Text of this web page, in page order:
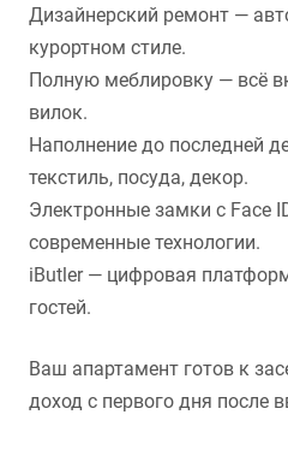
Дизайнерский ремонт —
курортном стиле.
Полную меблировку — всё
вилок.
Наполнение до последней
текстиль, посуда, декор.
Электронные замки с Face
современные технологии.
iButler — цифровая
гостей.
Ваш апартамент готов к
доход с первого дня после